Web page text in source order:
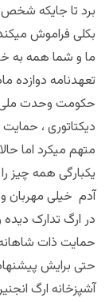
برد تا جایکه
بکلی فراموش
ما و شما همه به
تعهدنامه
حکومت وحدت ملی
دیکتاتوری ،
متهم میکرد اما
یکبارگی همه چیز
آدم خیلی
در ارگ تدارک
حمایت ذات
حتی برایش
آشپزخانه ارگ